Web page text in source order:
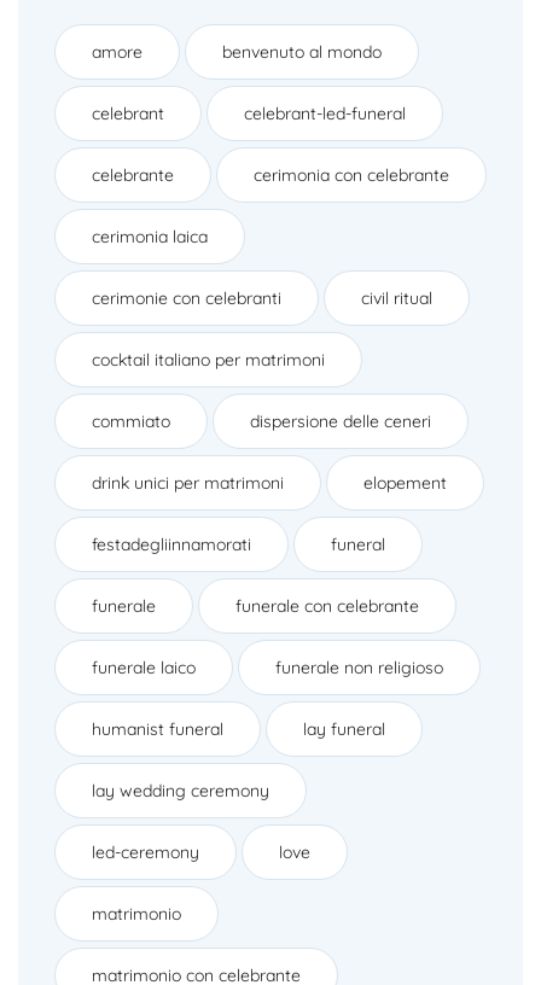
amore benvenuto al mondo
celebrant celebrant-led-funeral
celebrante cerimonia con celebrante
cerimonia laica
cerimonie con celebranti civil ritual
cocktail italiano per matrimoni
commiato dispersione delle ceneri
drink unici per matrimoni elopement
festadegliinnamorati funeral
funerale funerale con celebrante
funerale laico funerale non religioso
humanist funeral lay funeral
lay wedding ceremony
led-ceremony love
matrimonio
matrimonio con celebrante